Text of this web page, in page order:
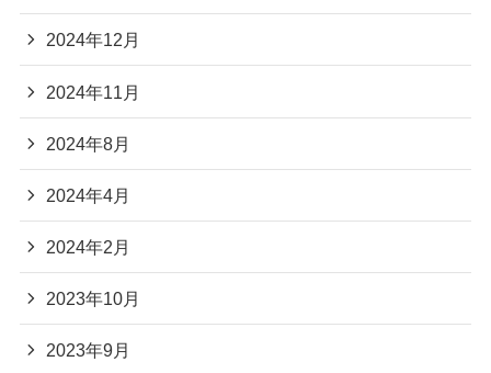
2024年12月
2024年11月
2024年8月
2024年4月
2024年2月
2023年10月
2023年9月